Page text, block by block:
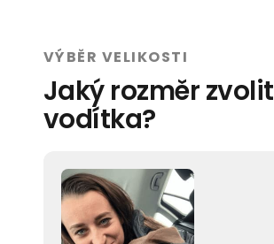
VÝBĚR VELIKOSTI
Jaký rozměr zvolit
vodítka?